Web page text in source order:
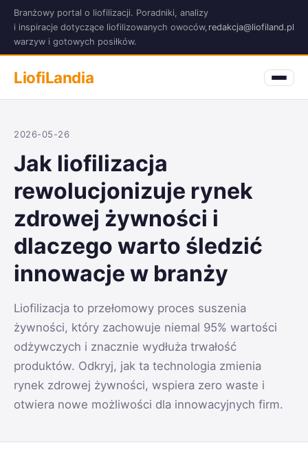
Branżowy portal o liofilizacji. Poradniki, analizy
i inspiracje dotyczące liofilizowanych owoców,
warzyw i gotowych posiłków.
redakcja@liofiland.pl
LiofiLandia
2026-05-26
Jak liofilizacja
rewolucjonizuje rynek
zdrowej żywności i
dlaczego warto śledzić
innowacje w branży
Liofilizacja to przełomowy proces suszenia
żywności, który zachowuje niemal 95% wartości
odżywczych i znacznie wydłuża trwałość
produktów. Odkryj, jak ta technologia zmienia
rynek zdrowej żywności, wspiera zero waste i
otwiera nowe możliwości dla innowacyjnych firm.